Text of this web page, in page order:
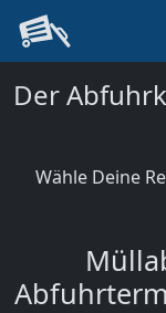
Der
Wähle Deine